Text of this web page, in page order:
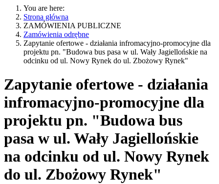
You are here:
Strona główna
ZAMÓWIENIA PUBLICZNE
Zamówienia odrębne
Zapytanie ofertowe - działania infromacyjno-promocyjne dla
projektu pn. "Budowa bus pasa w ul. Wały Jagiellońskie na
odcinku od ul. Nowy Rynek do ul. Zbożowy Rynek"
Zapytanie ofertowe - działania
infromacyjno-promocyjne dla
projektu pn. "Budowa bus
pasa w ul. Wały Jagiellońskie
na odcinku od ul. Nowy Rynek
do ul. Zbożowy Rynek"